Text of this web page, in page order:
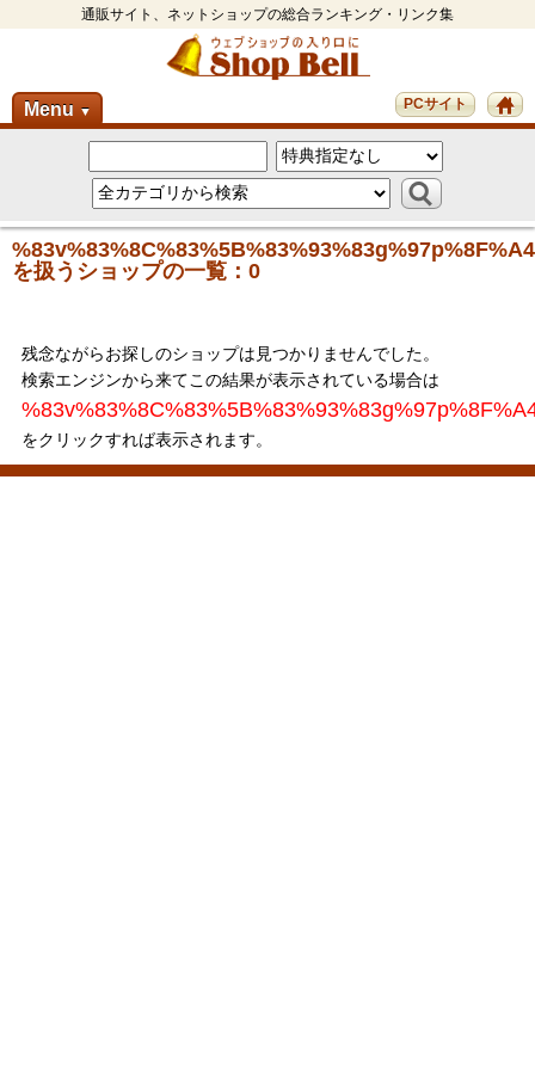
通販サイト、ネットショップの総合ランキング・リンク集
Menu ▼ PCサイト
を扱うショップの一覧：0
残念ながらお探しのショップは見つかりませんでした。
検索エンジンから来てこの結果が表示されている場合は
をクリックすれば表示されます。